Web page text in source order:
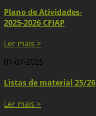
Plano de Atividades-
2025-2026 CFIAP
Ler mais >
01-07-2025
Listas de material 25/26
Ler mais >